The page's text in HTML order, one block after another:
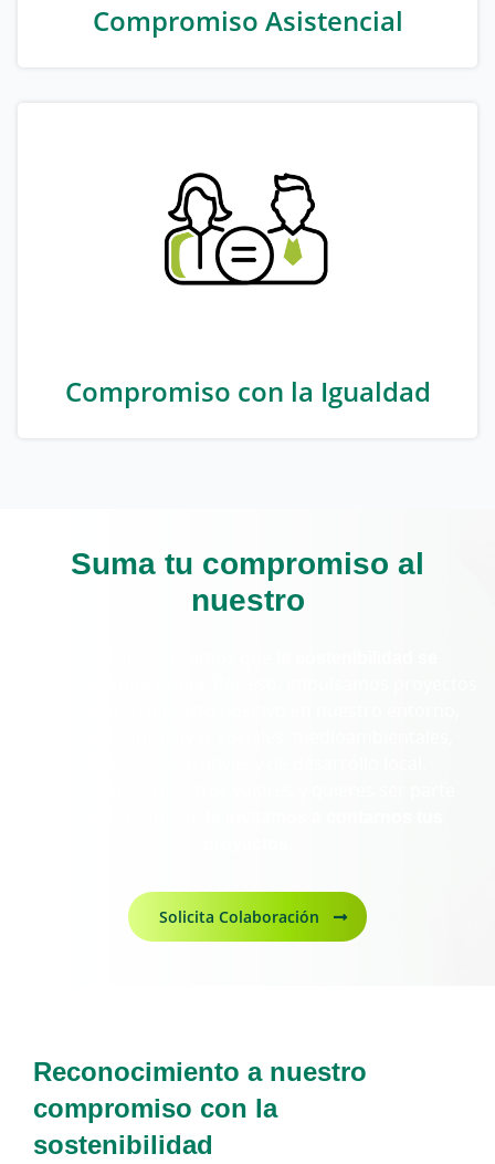
Compromiso Asistencial
Compromiso con la Igualdad
Suma tu compromiso al
nuestro
Solicita Colaboración
Reconocimiento a nuestro
compromiso con la
sostenibilidad